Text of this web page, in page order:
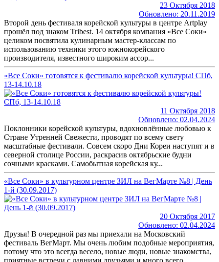
23 Октября 2018
Обновлено: 20.11.2019
Второй день фестиваля корейской культуры в центре Artplay
прошёл под знаком Tribest. 14 октября компания «Все Соки»
целиком посвятила кулинарным мастер-классам по
использованию техники этого южнокорейского
производителя, известного широким ассор...
«Все Соки» готовятся к фестивалю корейской культуры! СПб,
13-14.10.18
11 Октября 2018
Обновлено: 02.04.2024
Поклонники корейской культуры, вдохновлённые любовью к
Стране Утренней Свежести, проводят по всему свету
масштабные фестивали. Совсем скоро Дни Кореи наступят и в
северной столице России, раскрасив октябрьские будни
сочными красками. Самобытная корейская ку...
«Все Соки» в культурном центре ЗИЛ на ВегМарте №8 | День
1-й (30.09.2017)
20 Октября 2017
Обновлено: 02.04.2024
Друзья! В очередной раз мы приехали на Московский
фестиваль ВегМарт. Мы очень любим подобные мероприятия,
потому что это всегда весело, новые люди, новые знакомства,
приятные встречи с давними друзьями и много всего